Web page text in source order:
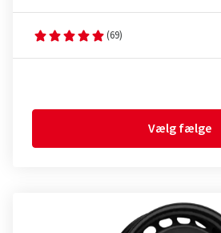
(69)
Vælg fælge